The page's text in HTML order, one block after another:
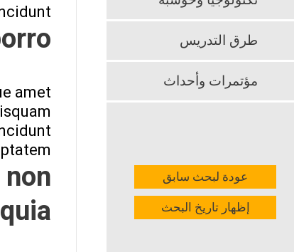
amet
طرق التدريس
مؤتمرات وأحداث
عودة لبحث سابق
إظهار تاريخ البحث